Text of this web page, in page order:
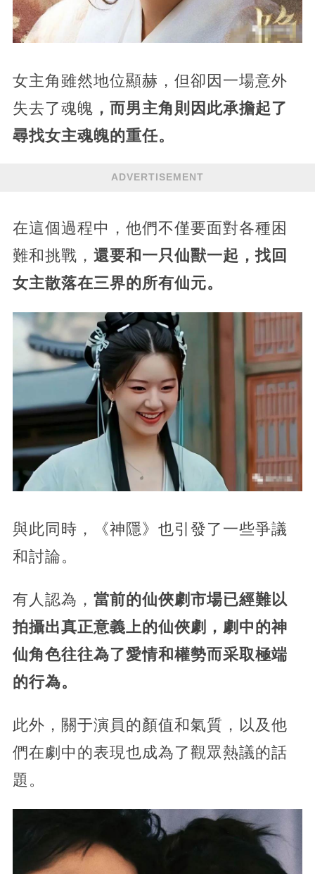
女主角雖然地位顯赫，但卻因一場意外
失去了魂魄 ，而男主角則因此承擔起了
尋找女主魂魄的重任。
ADVERTISEMENT
在這個過程中，他們不僅要面對各種困
難和挑戰， 還要和一只仙獸一起，找回
女主散落在三界的所有仙元。
與此同時，《神隱》也引發了一些爭議
和討論。
有人認為， 當前的仙俠劇市場已經難以
拍攝出真正意義上的仙俠劇，劇中的神
仙角色往往為了愛情和權勢而采取極端
的行為。
此外，關于演員的顏值和氣質，以及他
們在劇中的表現也成為了觀眾熱議的話
題。